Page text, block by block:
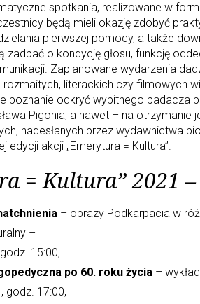
spotkania, realizowane w
będą mieli okazję zdobyć
pierwszej pomocy, a także
zadbać o kondycję głosu, funkcję
Zaplanowane wydarzenia
literackich czy filmowych
poznanie odkryć wybitnego badacza
Pigonia, a nawet – na otrzymanie
nadesłanych przez wydawnictwa
edycji akcji „Emerytura = Kultura”.
= Kultura” 2021
– obrazy Podkarpacia w
–
15:00,
po 60. roku życia –
godz. 17:00,